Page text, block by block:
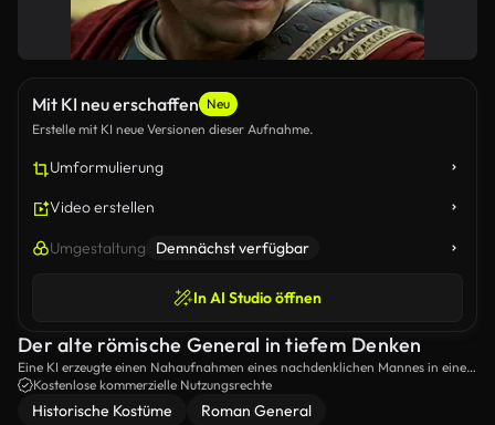
Mit KI neu erschaffen Neu
Erstelle mit KI neue Versionen dieser Aufnahme.
Umformulierung
Video erstellen
Umgestaltung Demnächst verfügbar
In AI Studio öffnen
Der alte römische General in tiefem Denken
Eine KI erzeugte einen Nahaufnahmen eines nachdenklichen Mannes in einem
historischen römischen Militäranzug, der Führung und Kontemplation
beispielhaft darstellte.
Kostenlose kommerzielle Nutzungsrechte
Historische Kostüme
Roman General